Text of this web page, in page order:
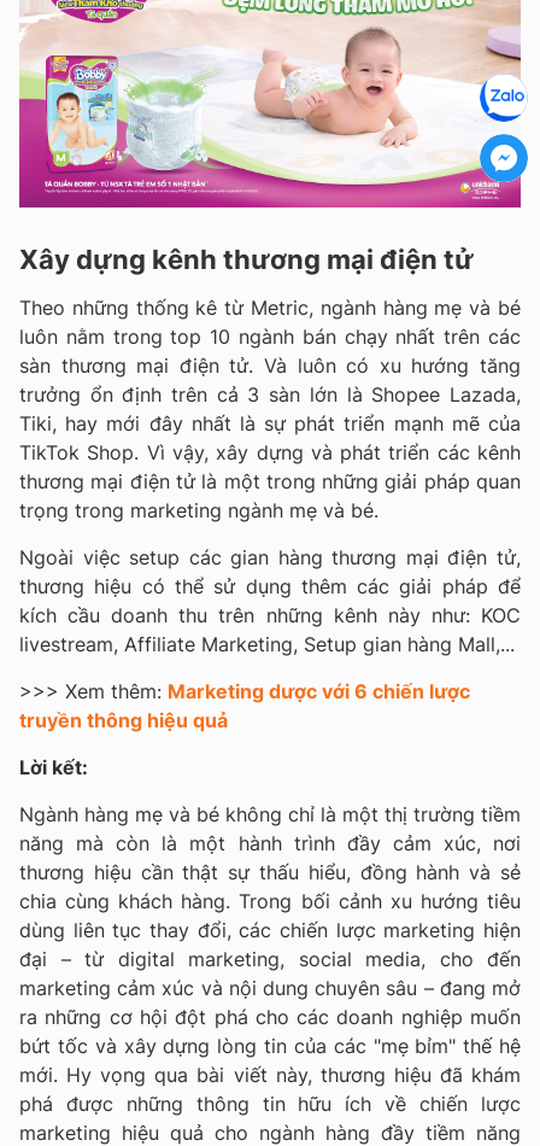
Xây dựng kênh thương mại điện tử
Theo những thống kê từ Metric, ngành hàng mẹ và bé
luôn nằm trong top 10 ngành bán chạy nhất trên các
sàn thương mại điện tử. Và luôn có xu hướng tăng
trưởng ổn định trên cả 3 sàn lớn là Shopee Lazada,
Tiki, hay mới đây nhất là sự phát triển mạnh mẽ của
TikTok Shop. Vì vậy, xây dựng và phát triển các kênh
thương mại điện tử là một trong những giải pháp quan
trọng trong marketing ngành mẹ và bé.
Ngoài việc setup các gian hàng thương mại điện tử,
thương hiệu có thể sử dụng thêm các giải pháp để
kích cầu doanh thu trên những kênh này như: KOC
livestream, Affiliate Marketing, Setup gian hàng Mall,...
>>> Xem thêm: Marketing dược với 6 chiến lược
truyền thông hiệu quả
Lời kết:
Ngành hàng mẹ và bé không chỉ là một thị trường tiềm
năng mà còn là một hành trình đầy cảm xúc, nơi
thương hiệu cần thật sự thấu hiểu, đồng hành và sẻ
chia cùng khách hàng. Trong bối cảnh xu hướng tiêu
dùng liên tục thay đổi, các chiến lược marketing hiện
đại – từ digital marketing, social media, cho đến
marketing cảm xúc và nội dung chuyên sâu – đang mở
ra những cơ hội đột phá cho các doanh nghiệp muốn
bứt tốc và xây dựng lòng tin của các "mẹ bỉm" thế hệ
mới. Hy vọng qua bài viết này, thương hiệu đã khám
phá được những thông tin hữu ích về chiến lược
marketing hiệu quả cho ngành hàng đầy tiềm năng